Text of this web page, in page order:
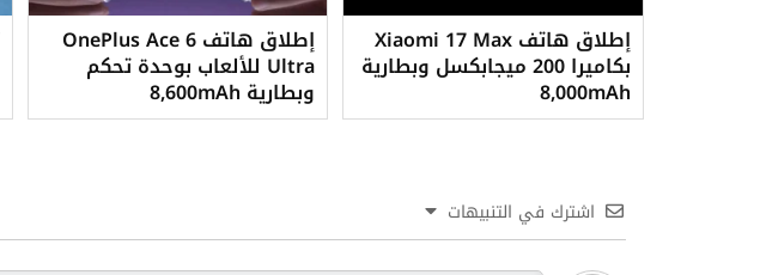
إطلاق هاتف Xiaomi 17 Max
بكاميرا 200 ميجابكسل وبطارية
8,000mAh
إطلاق هاتف OnePlus Ace 6
Ultra للألعاب بوحدة تحكم
وبطارية 8,600mAh
اشترك في التنبيهات